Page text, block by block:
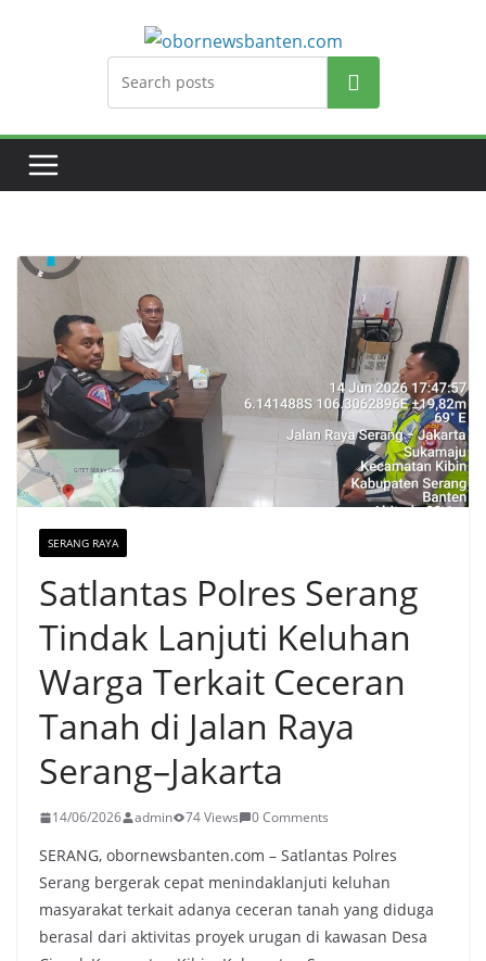
Search
SERANG RAYA
Satlantas Polres Serang
Tindak Lanjuti Keluhan
Warga Terkait Ceceran
Tanah di Jalan Raya
Serang–Jakarta
14/06/2026 admin 74 Views 0 Comments
SERANG, obornewsbanten.com – Satlantas Polres
Serang bergerak cepat menindaklanjuti keluhan
masyarakat terkait adanya ceceran tanah yang diduga
berasal dari aktivitas proyek urugan di kawasan Desa